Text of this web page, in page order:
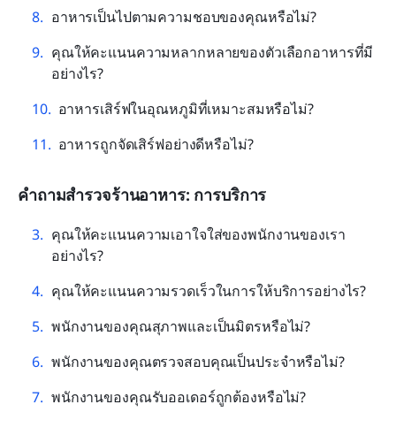
อาหารเป็นไปตามความชอบของคุณหรือไม่?
คุณให้คะแนนความหลากหลายของตัวเลือกอาหารที่มี
อย่างไร?
อาหารเสิร์ฟในอุณหภูมิที่เหมาะสมหรือไม่?
อาหารถูกจัดเสิร์ฟอย่างดีหรือไม่?
คำถามสำรวจร้านอาหาร: การบริการ
คุณให้คะแนนความเอาใจใส่ของพนักงานของเรา
อย่างไร?
คุณให้คะแนนความรวดเร็วในการให้บริการอย่างไร?
พนักงานของคุณสุภาพและเป็นมิตรหรือไม่?
พนักงานของคุณตรวจสอบคุณเป็นประจำหรือไม่?
พนักงานของคุณรับออเดอร์ถูกต้องหรือไม่?